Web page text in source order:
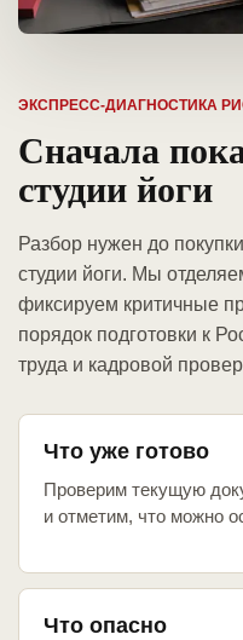
ЭКСПРЕСС-ДИАГНОСТИКА
Сначала
студии йоги
Разбор нужен до
студии йоги. Мы
фиксируем критичные
порядок подготовки к
труда и кадровой
Что уже готово
Проверим текущую
и отметим, что можно
Что опасно